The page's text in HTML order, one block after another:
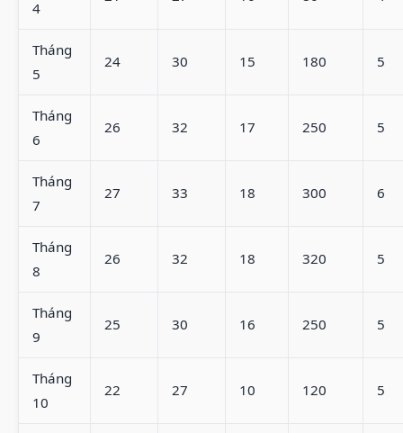
4
Tháng
5
24 30 15 180 5
Tháng
6
26 32 17 250 5
Tháng
7
27 33 18 300 6
Tháng
8
26 32 18 320 5
Tháng
9
25 30 16 250 5
Tháng
10
22 27 10 120 5